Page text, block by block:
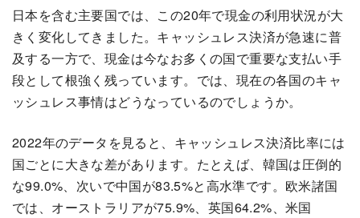
日本を含む主要国では、この20年で現金の利用状況が大
きく変化してきました。キャッシュレス決済が急速に普
及する一方で、現金は今なお多くの国で重要な支払い手
段として根強く残っています。では、現在の各国のキャ
ッシュレス事情はどうなっているのでしょうか。
2022年のデータを見ると、キャッシュレス決済比率には
国ごとに大きな差があります。たとえば、韓国は圧倒的
な99.0%、次いで中国が83.5%と高水準です。欧米諸国
では、オーストラリアが75.9%、英国64.2%、米国